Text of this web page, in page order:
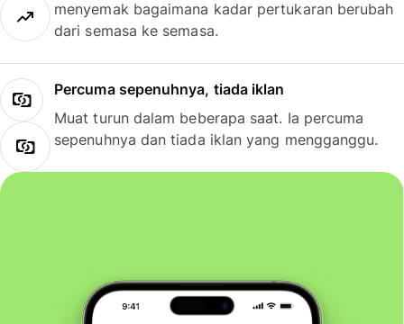
menyemak bagaimana kadar pertukaran berubah
dari semasa ke semasa.
Percuma sepenuhnya, tiada iklan
Muat turun dalam beberapa saat. Ia percuma
sepenuhnya dan tiada iklan yang mengganggu.